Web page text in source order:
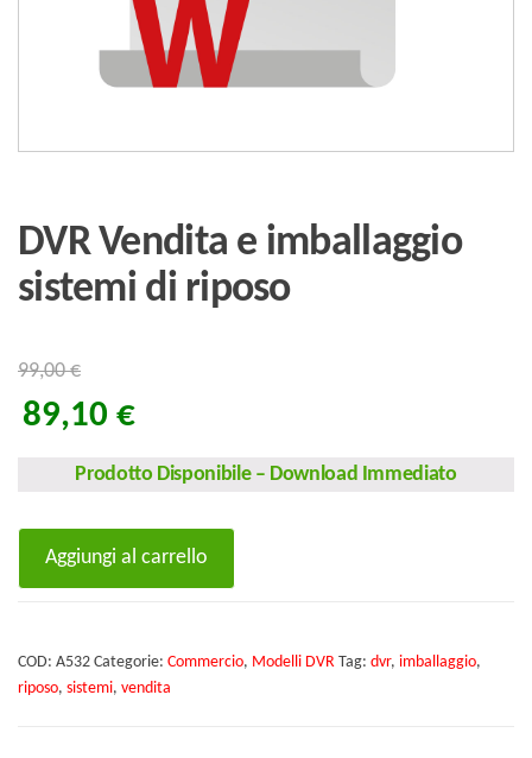
DVR Vendita e imballaggio
sistemi di riposo
99,00€
89,10 €
Prodotto Disponibile – Download Immediato
sistemi
Aggiungi al carrello
COD: A532 Categorie: Commercio, Modelli DVR Tag: dvr, imballaggio,
riposo, sistemi, vendita